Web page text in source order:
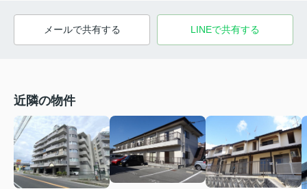
メールで共有する LINEで共有する
近隣の物件